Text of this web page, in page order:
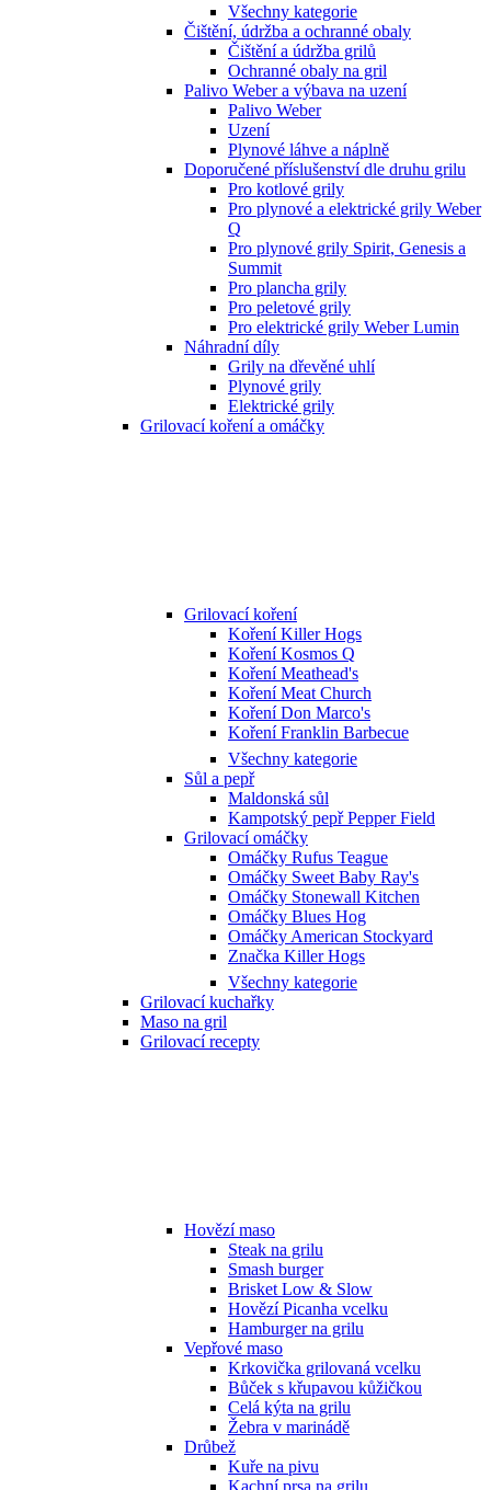
Všechny kategorie
Čištění, údržba a ochranné obaly
Čištění a údržba grilů
Ochranné obaly na gril
Palivo Weber a výbava na uzení
Palivo Weber
Uzení
Plynové láhve a náplně
Doporučené příslušenství dle druhu grilu
Pro kotlové grily
Pro plynové a elektrické grily Weber
Q
Pro plynové grily Spirit, Genesis a
Summit
Pro plancha grily
Pro peletové grily
Pro elektrické grily Weber Lumin
Náhradní díly
Grily na dřevěné uhlí
Plynové grily
Elektrické grily
Grilovací koření a omáčky
Grilovací koření
Koření Killer Hogs
Koření Kosmos Q
Koření Meathead's
Koření Meat Church
Koření Don Marco's
Koření Franklin Barbecue
Všechny kategorie
Sůl a pepř
Maldonská sůl
Kampotský pepř Pepper Field
Grilovací omáčky
Omáčky Rufus Teague
Omáčky Sweet Baby Ray's
Omáčky Stonewall Kitchen
Omáčky Blues Hog
Omáčky American Stockyard
Značka Killer Hogs
Všechny kategorie
Grilovací kuchařky
Maso na gril
Grilovací recepty
Hovězí maso
Steak na grilu
Smash burger
Brisket Low & Slow
Hovězí Picanha vcelku
Hamburger na grilu
Vepřové maso
Krkovička grilovaná vcelku
Bůček s křupavou kůžičkou
Celá kýta na grilu
Žebra v marinádě
Drůbež
Kuře na pivu
Kachní prsa na grilu